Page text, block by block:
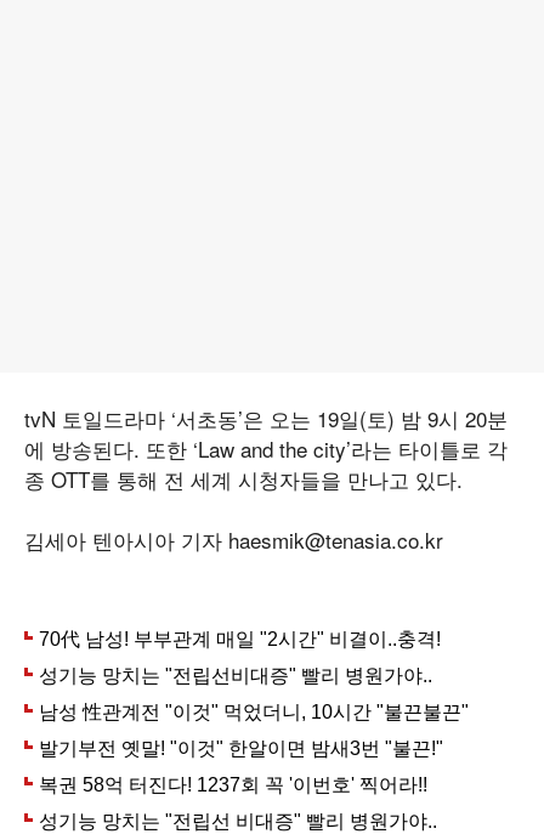
tvN 토일드라마 ‘서초동’은 오는 19일(토) 밤 9시 20분
에 방송된다. 또한 ‘Law and the city’라는 타이틀로 각
종 OTT를 통해 전 세계 시청자들을 만나고 있다.
김세아 텐아시아 기자 haesmik@tenasia.co.kr